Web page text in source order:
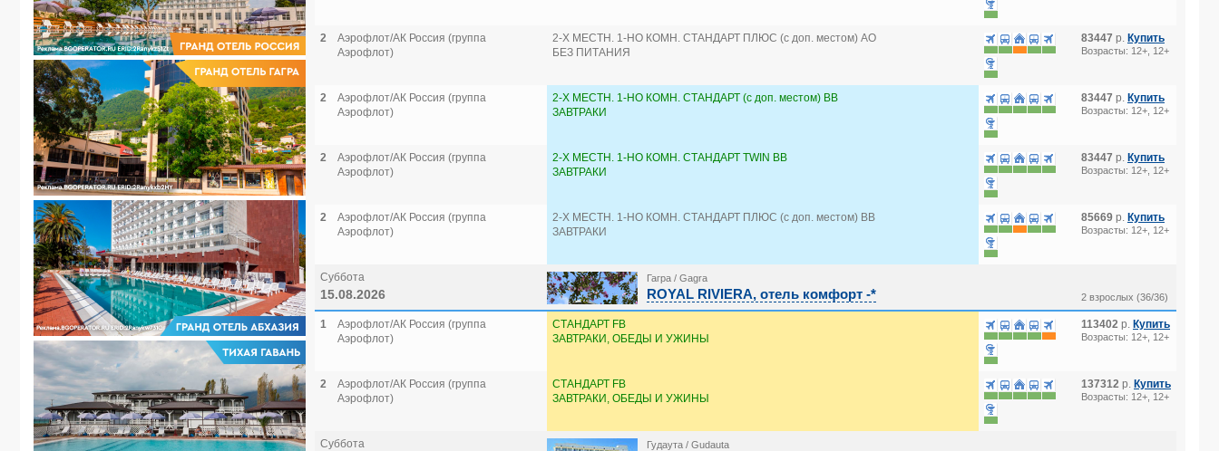
2
Аэрофлот/АК Россия (группа
Аэрофлот)
2-Х МЕСТН. 1-НО КОМН. СТАНДАРТ ПЛЮС (с доп. местом) AO
БЕЗ ПИТАНИЯ
83447 р. Купить
Возрасты: 12+, 12+
2
Аэрофлот/АК Россия (группа
Аэрофлот)
2-Х МЕСТН. 1-НО КОМН. СТАНДАРТ (с доп. местом) BB
ЗАВТРАКИ
83447 р. Купить
Возрасты: 12+, 12+
2
Аэрофлот/АК Россия (группа
Аэрофлот)
2-Х МЕСТН. 1-НО КОМН. СТАНДАРТ TWIN BB
ЗАВТРАКИ
83447 р. Купить
Возрасты: 12+, 12+
2
Аэрофлот/АК Россия (группа
Аэрофлот)
2-Х МЕСТН. 1-НО КОМН. СТАНДАРТ ПЛЮС (с доп. местом) BB
ЗАВТРАКИ
85669 р. Купить
Возрасты: 12+, 12+
Суббота
15.08.2026
Гагра / Gagra
ROYAL RIVIERA, отель комфорт -* 2 взрослых (36/36)
1
Аэрофлот/АК Россия (группа
Аэрофлот)
СТАНДАРТ FB
ЗАВТРАКИ, ОБЕДЫ И УЖИНЫ
113402 р. Купить
Возрасты: 12+, 12+
2
Аэрофлот/АК Россия (группа
Аэрофлот)
СТАНДАРТ FB
ЗАВТРАКИ, ОБЕДЫ И УЖИНЫ
137312 р. Купить
Возрасты: 12+, 12+
Суббота Гудаута / Gudauta